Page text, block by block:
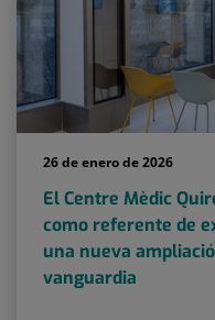
26 de enero de 2026
El Centre Mèdic
como referente de
una nueva
vanguardia